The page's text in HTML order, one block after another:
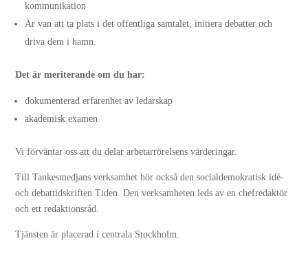
kommunikation
Är van att ta plats i det offentliga samtalet, initiera debatter och
driva dem i hamn.
Det är meriterande om du har:
dokumenterad erfarenhet av ledarskap
akademisk examen
Vi förväntar oss att du delar arbetarrörelsens värderingar.
Till Tankesmedjans verksamhet hör också den socialdemokratisk idé-
och debattidskriften Tiden. Den verksamheten leds av en chefredaktör
och ett redaktionsråd.
Tjänsten är placerad i centrala Stockholm.